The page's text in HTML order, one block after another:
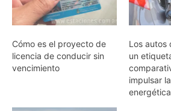
Cómo es el proyecto de
licencia de conducir sin
vencimiento
Los autos
un
impulsar
energética